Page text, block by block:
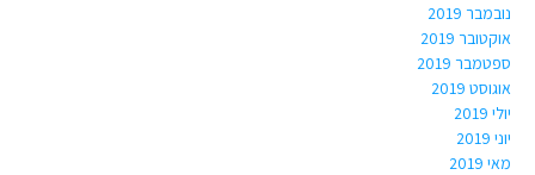
נובמבר 2019
אוקטובר 2019
ספטמבר 2019
אוגוסט 2019
יולי 2019
יוני 2019
מאי 2019